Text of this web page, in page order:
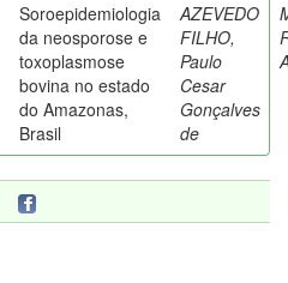
Soroepidemiologia
da neosporose e
toxoplasmose
bovina no estado
do Amazonas,
Brasil
AZEVEDO
FILHO,
Paulo
Cesar
Gonçalves
de